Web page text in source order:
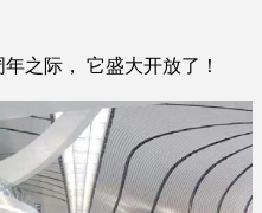
之际， 它盛大开放了！